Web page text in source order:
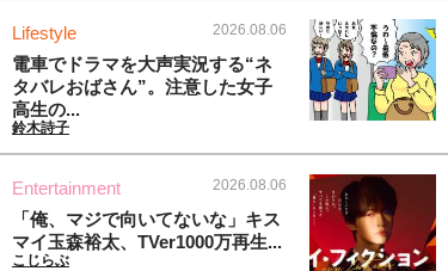
Lifestyle 2026.08.06
電車でドラマを大声実況する“ネ
タバレおばさん”。注意した女子
高生の...
鈴木詩子
Entertainment 2026.08.06
「俺、マジで向いてないな」キス
マイ玉森裕太、TVer1000万再生...
こじらぶ